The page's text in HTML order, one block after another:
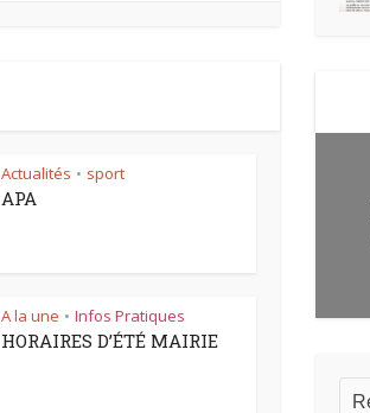
Actualités • sport
APA
A la une • Infos Pratiques
HORAIRES D’ÉTÉ MAIRIE